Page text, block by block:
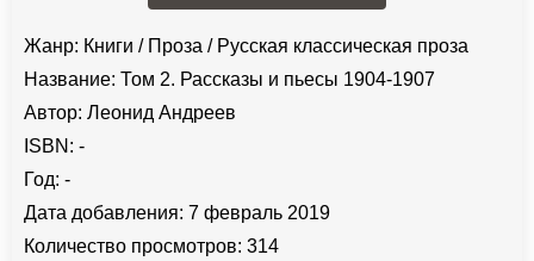
Жанр: Книги / Проза / Русская классическая проза
Название: Том 2. Рассказы и пьесы 1904-1907
Автор: Леонид Андреев
ISBN: -
Год: -
Дата добавления: 7 февраль 2019
Количество просмотров: 314